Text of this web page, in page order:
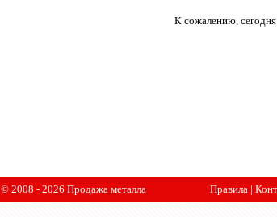
К сожалению,
© 2008 - 2026 Продажа металла Правила |